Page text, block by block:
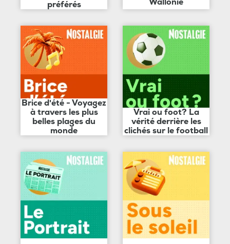
préférés
Wallonie
Brice d'été - Voyagez
à travers les plus
belles plages du
monde
Vrai ou foot? La
vérité derrière les
clichés sur le football